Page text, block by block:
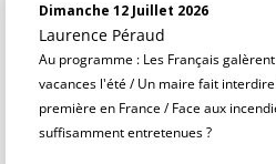
Dimanche 12 Juillet 2026
Laurence Péraud
Au programme : Les Français
vacances l'été / Un maire fait
première en France / Face aux
suffisamment entretenues ?